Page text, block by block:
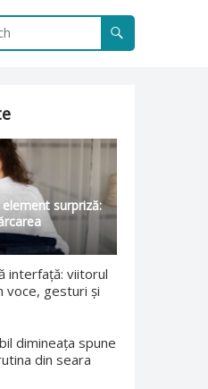
surpriză:
interfață: viitorul
voce, gesturi și
dimineața spune
din seara